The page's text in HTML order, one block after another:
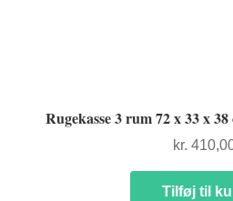
Rugekasse 3 rum 72 x 33 x
kr.
Tilføj til